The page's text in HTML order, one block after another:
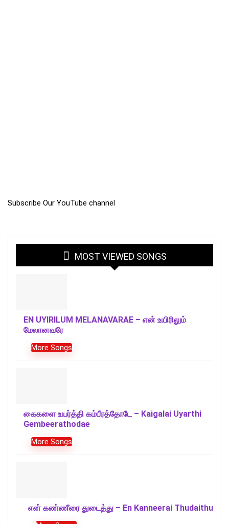
Subscribe Our YouTube channel
MOST VIEWED SONGS
EN UYIRILUM MELANAVARAE – என் உயிரிலும்
மேலானவரே
More Songs
கைகளை உயர்த்தி கம்பீரத்தோடே – Kaigalai Uyarthi
Gembeerathodae
More Songs
என் கண்ணீரை துடைத்து – En Kanneerai Thudaithu